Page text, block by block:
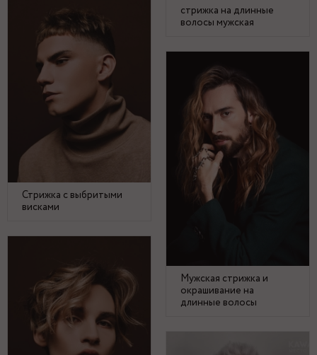
стрижка на длинные
волосы мужская
Стрижка с выбритыми
висками
Мужская стрижка и
окрашивание на
длинные волосы